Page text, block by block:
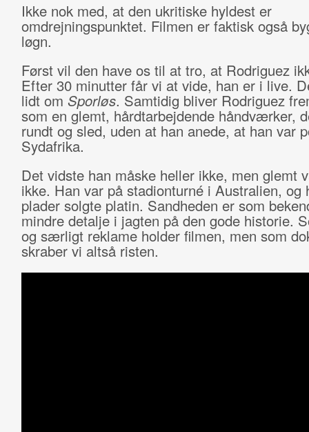
Ikke nok med, at den ukritiske hyldest er
omdrejningspunktet. Filmen er faktisk også
løgn.
Først vil den have os til at tro, at Rodriguez
Efter 30 minutter får vi at vide, han er i live.
lidt om Sporløs. Samtidig bliver Rodriguez
som en glemt, hårdtarbejdende håndværker,
rundt og sled, uden at han anede, at han var
Sydafrika.
Det vidste han måske heller ikke, men glemt
ikke. Han var på stadionturné i Australien, og
plader solgte platin. Sandheden er som
mindre detalje i jagten på den gode historie.
og særligt reklame holder filmen, men som
skraber vi altså risten.